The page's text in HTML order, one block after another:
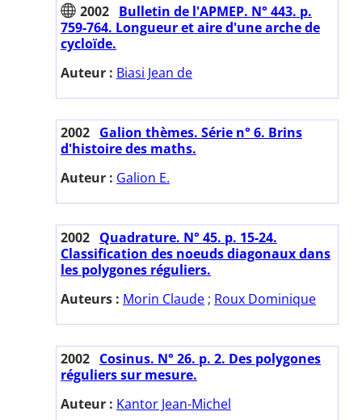
2002 Bulletin de l'APMEP. N° 443. p.
759-764. Longueur et aire d'une arche de
cycloïde.
Auteur : Biasi Jean de
2002 Galion thèmes. Série n° 6. Brins
d'histoire des maths.
Auteur : Galion E.
2002 Quadrature. N° 45. p. 15-24.
Classification des noeuds diagonaux dans
les polygones réguliers.
Auteurs : Morin Claude ; Roux Dominique
2002 Cosinus. N° 26. p. 2. Des polygones
réguliers sur mesure.
Auteur : Kantor Jean-Michel